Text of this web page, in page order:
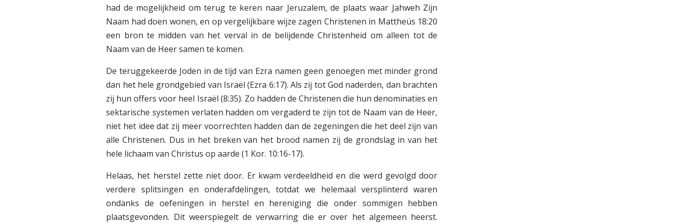
had de mogelijkheid om terug te keren naar Jeruzalem, de plaats waar Jahweh Zijn
Naam had doen wonen, en op vergelijkbare wijze zagen Christenen in Mattheüs 18:20
een bron te midden van het verval in de belijdende Christenheid om alleen tot de
Naam van de Heer samen te komen.
De teruggekeerde Joden in de tijd van Ezra namen geen genoegen met minder grond
dan het hele grondgebied van Israël (Ezra 6:17). Als zij tot God naderden, dan brachten
zij hun offers voor heel Israël (8:35). Zo hadden de Christenen die hun denominaties en
sektarische systemen verlaten hadden om vergaderd te zijn tot de Naam van de Heer,
niet het idee dat zij meer voorrechten hadden dan de zegeningen die het deel zijn van
alle Christenen. Dus in het breken van het brood namen zij de grondslag in van het
hele lichaam van Christus op aarde (1 Kor. 10:16-17).
Helaas, het herstel zette niet door. Er kwam verdeeldheid en die werd gevolgd door
verdere splitsingen en onderafdelingen, totdat we helemaal versplinterd waren
ondanks de oefeningen in herstel en hereniging die onder sommigen hebben
plaatsgevonden. Dit weerspiegelt de verwarring die er over het algemeen heerst.